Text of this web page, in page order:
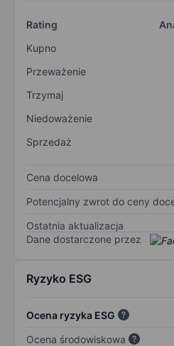
Rating
Kupno
Przeważenie
Trzymaj
Niedoważenie
Sprzedaż
Cena docelowa
Potencjalny zwrot do ceny
Ostatnia aktualizacja
Dane dostarczone przez
Ryzyko ESG
Ocena ryzyka ESG
Ocena środowiskowa